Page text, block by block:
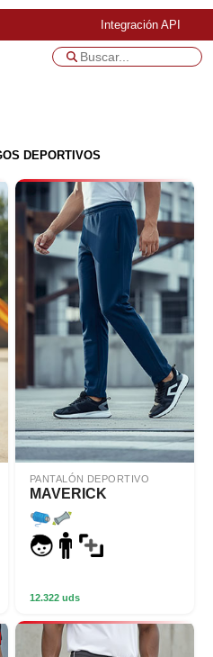
Integración API
DEPORTIVOS
PANTALÓN DEPORTIVO
MAVERICK
12.322 uds